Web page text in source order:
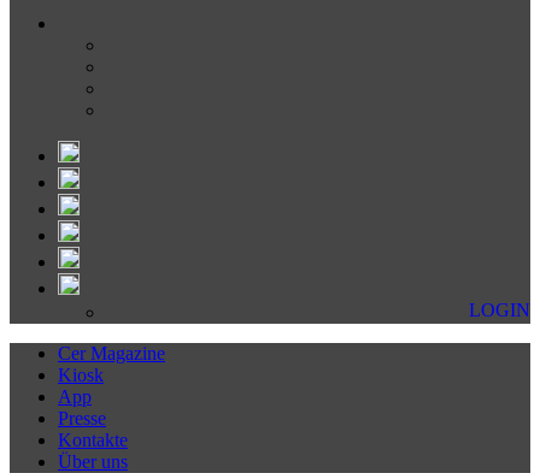
LOGIN
Cer Magazine
Kiosk
App
Presse
Kontakte
Über uns